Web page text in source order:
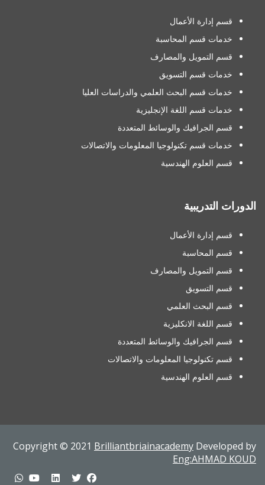
قسم إدارة الأعمال
خدمات قسم المحاسبة
قسم التمويل والمصارف
خدمات قسم التسويق
خدمات قسم البحث العلمي والدراسات العليا
خدمات قسم اللغة الإنجليزية
قسم الجرافيك والوسائط المتعددة
خدمات قسم تكنولوجيا المعلومات والاتصالات
قسم العلوم الهندسية
الدورات التدريبية
قسم إدارة الأعمال
قسم المحاسبة
قسم التمويل والمصارف
قسم التسويق
قسم البحث العلمي
قسم اللغة الانكليزية
قسم الجرافيك والوسائط المتعددة
قسم تكنولوجيا المعلومات والاتصالات
قسم العلوم الهندسية
Copyright © 2021 Brilliantbriainacademy Developed by
Eng:AHMAD KOUD